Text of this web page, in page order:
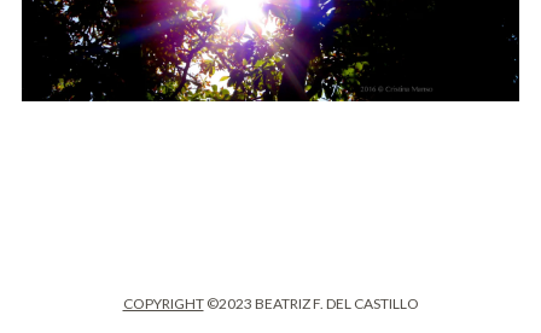
COPYRIGHT©2023 BEATRIZ F. DEL CASTILLO